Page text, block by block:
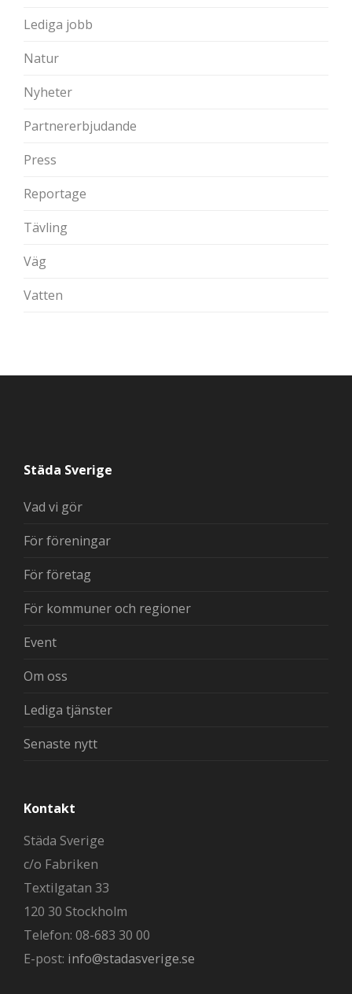
Lediga jobb
Natur
Nyheter
Partnererbjudande
Press
Reportage
Tävling
Väg
Vatten
Städa Sverige
Vad vi gör
För föreningar
För företag
För kommuner och regioner
Event
Om oss
Lediga tjänster
Senaste nytt
Kontakt
Städa Sverige
c/o Fabriken
Textilgatan 33
120 30 Stockholm
Telefon: 08-683 30 00
E-post: info@stadasverige.se